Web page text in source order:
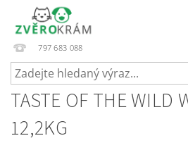
797 683 088
TASTE OF THE WILD
12,2KG